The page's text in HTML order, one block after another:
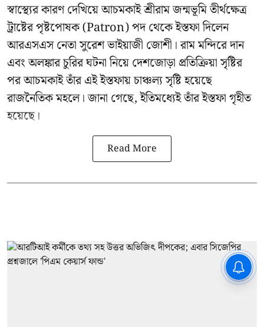
স্বাস্থ্যের কারণ দেখিয়ে আচমকাইশ্রীরাম জন্মভূমি তীর্থক্ষেত্র
ট্রাষ্টেরপৃষ্টপোষক (Patron) পদ থেকে ইস্তফা দিলেন
আরএসএস নেতা সুরেশ ভাইয়াজী জোশী। রাম মন্দিরে দান
এবং অলঙ্কার চুরির ঘটনা নিয়ে দেশজোড়া প্রতিক্রিয়া সৃষ্টির
পর আচমকাই তাঁর এই ইস্তফায় চাঞ্চল্য সৃষ্টি হয়েছে
রাজনৈতিক মহলে। জানা গেছে, ইতিমধ্যেই তাঁর ইস্তফা গৃহীত
হয়েছে।
Read More